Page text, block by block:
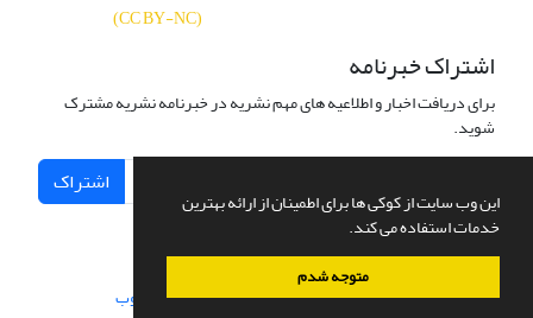
این وب سایت از کوکی ها برای اطمینان از ارائه بهترین
خدمات استفاده می کند.
متوجه شدم
(
CC BY-NC
)
اشتراک خبرنامه
برای دریافت اخبار و اطلاعیه های مهم نشریه در خبرنامه نشریه مشترک
شوید.
اشتراک
سامانه مدیریت نشریات علمی.طراحی و پیاده سازی از سیناوب